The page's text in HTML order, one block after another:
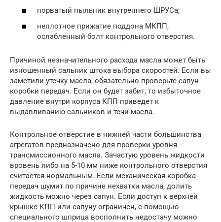
порватый пыльник внутреннего ШРУСа;
неплотное прижатие поддона МКПП,
ослабленный болт контрольного отверстия.
Причиной незначительного расхода масла может быть
изношенный сальник штока выбора скоростей. Если вы
заметили утечку масла, обязательно проверьте сапун
коробки передач. Если он будет забит, то избыточное
давление внутри корпуса КПП приведет к
выдавливанию сальников и течи масла.
Контрольное отверстие в нижней части большинства
агрегатов предназначено для проверки уровня
трансмиссионного масла. Зачастую уровень жидкости
вровень либо на 5-10 мм ниже контрольного отверстия
считается нормальным. Если механическая коробка
передач шумит по причине нехватки масла, долить
жидкость можно через сапун. Если доступ к верхней
крышке КПП или сапуну ограничен, с помощью
специального шприца восполнить недостачу можно